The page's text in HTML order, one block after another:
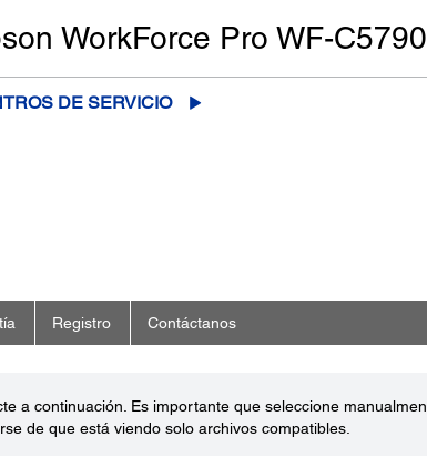
WorkForce Pro WF-C5790
DE SERVICIO
Registro Contáctanos
a continuación. Es importante que seleccione
de que está viendo solo archivos compatibles.